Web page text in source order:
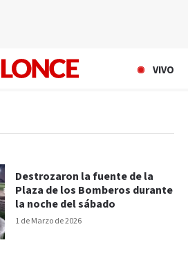
VIVO
1 de Marzo de 2026
Destrozaron la fuente de la
Plaza de los Bomberos durante
la noche del sábado